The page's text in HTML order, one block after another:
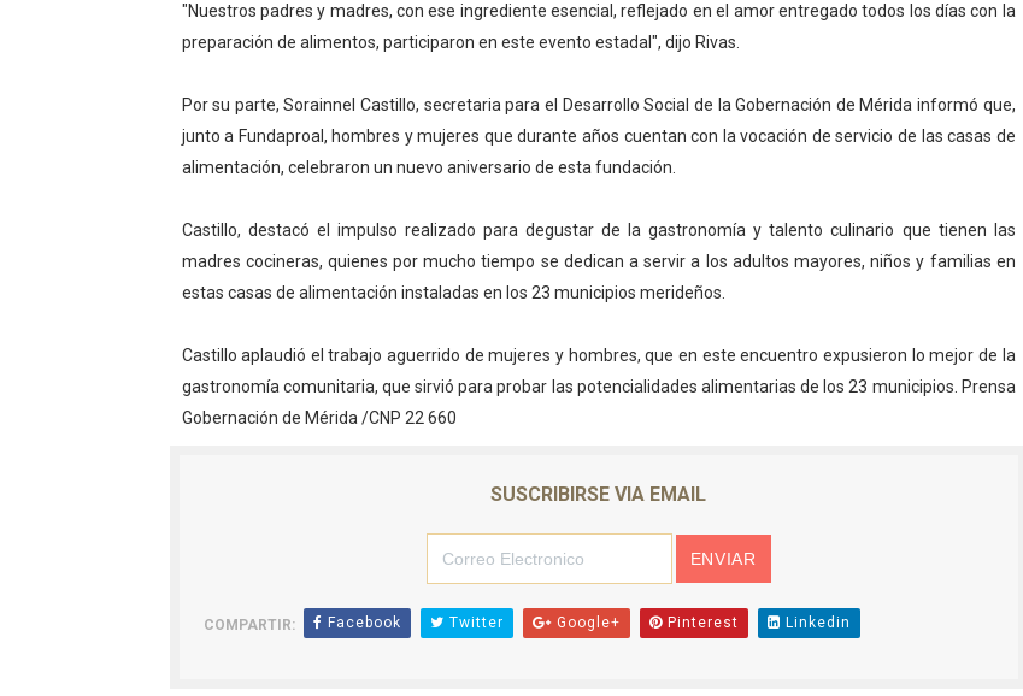
Encuentro estadal fortalece la coordinación de políticas sociales en Mérida
Plan Quirúrgico Regional llega a Pueblo Llano con la activación de dos quirófanos
"Nuestros padres y madres, con ese ingrediente esencial, reflejado en el amor entregado todos los días con la
preparación de alimentos, participaron en este evento estadal", dijo Rivas.
Por su parte, Sorainnel Castillo, secretaria para el Desarrollo Social de la Gobernación de Mérida informó que,
junto a Fundaproal, hombres y mujeres que durante años cuentan con la vocación de servicio de las casas de
alimentación, celebraron un nuevo aniversario de esta fundación.
Castillo, destacó el impulso realizado para degustar de la gastronomía y talento culinario que tienen las
madres cocineras, quienes por mucho tiempo se dedican a servir a los adultos mayores, niños y familias en
estas casas de alimentación instaladas en los 23 municipios merideños.
Castillo aplaudió el trabajo aguerrido de mujeres y hombres, que en este encuentro expusieron lo mejor de la
gastronomía comunitaria, que sirvió para probar las potencialidades alimentarias de los 23 municipios. Prensa
Gobernación de Mérida /CNP 22 660
SUSCRIBIRSE VIA EMAIL
COMPARTIR: Facebook Twitter Google+ Pinterest Linkedin